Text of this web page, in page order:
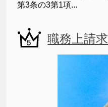
第3条の3第1項...
職務上請求